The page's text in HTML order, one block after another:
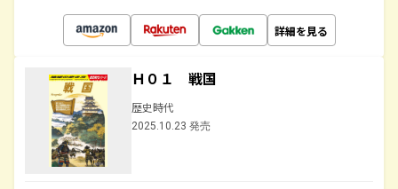
詳細を見る
Ｈ０１ 戦国
歴史時代
2025.10.23 発売